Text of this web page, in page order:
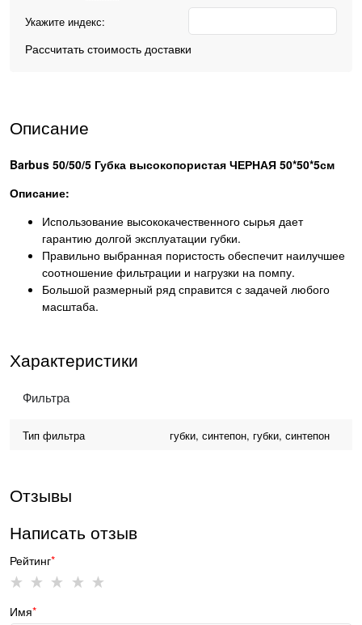
Укажите индекс:
Рассчитать стоимость доставки
Описание
Barbus 50/50/5 Губка высокопористая ЧЕРНАЯ 50*50*5см
Описание:
Использование высококачественного сырья дает
гарантию долгой эксплуатации губки.
Правильно выбранная пористость обеспечит наилучшее
соотношение фильтрации и нагрузки на помпу.
Большой размерный ряд справится с задачей любого
масштаба.
Характеристики
Фильтра
Тип фильтра губки, синтепон, губки, синтепон
Отзывы
Написать отзыв
Рейтинг
Имя